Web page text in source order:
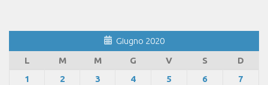
Giugno 2020
L
M M G V S
D
1
2 3 4 5 6
7